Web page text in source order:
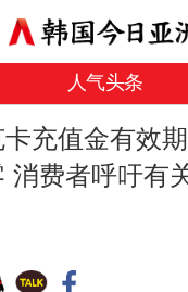
人气头条
充值金有效
消费者呼吁有